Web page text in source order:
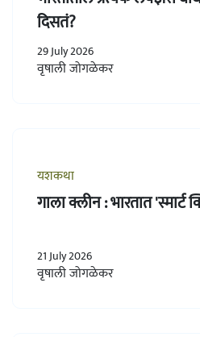
दिसतं?
29 July 2026
वृषाली जोगळेकर
यशकथा
गाला क्लीन : भारतात
21 July 2026
वृषाली जोगळेकर